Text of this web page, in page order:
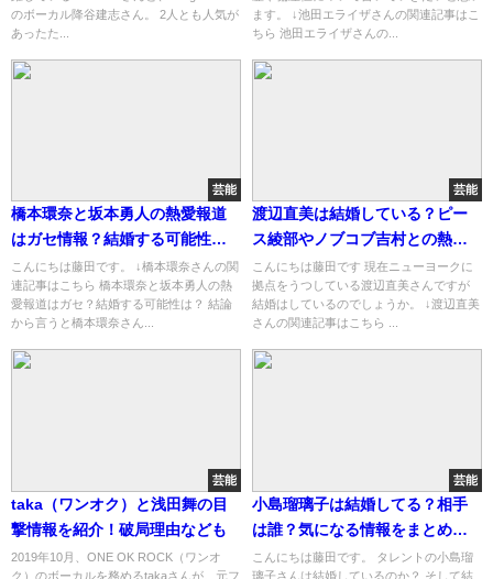
のボーカル降谷建志さん。 2人とも人気が
あったた...
ます。 ↓池田エライザさんの関連記事はこ
ちら 池田エライザさんの...
芸能
橋本環奈と坂本勇人の熱愛報道
はガセ情報？結婚する可能性
は？
こんにちは藤田です。 ↓橋本環奈さんの関
連記事はこちら 橋本環奈と坂本勇人の熱
愛報道はガセ？結婚する可能性は？ 結論
から言うと橋本環奈さん...
芸能
渡辺直美は結婚している？ピー
ス綾部やノブコブ吉村との熱愛
疑惑の真相は？
こんにちは藤田です 現在ニューヨークに
拠点をうつしている渡辺直美さんですが
結婚はしているのでしょうか。 ↓渡辺直美
さんの関連記事はこちら ...
芸能
taka（ワンオク）と浅田舞の目
撃情報を紹介！破局理由なども
2019年10月、ONE OK ROCK（ワンオ
ク）のボーカルを務めるtakaさんが、元フ
芸能
小島瑠璃子は結婚してる？相手
は誰？気になる情報をまとめて
みました。
こんにちは藤田です。 タレントの小島瑠
璃子さんは結婚しているのか？ そして結